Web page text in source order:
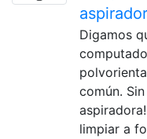
Digamos
común.
limpiar a